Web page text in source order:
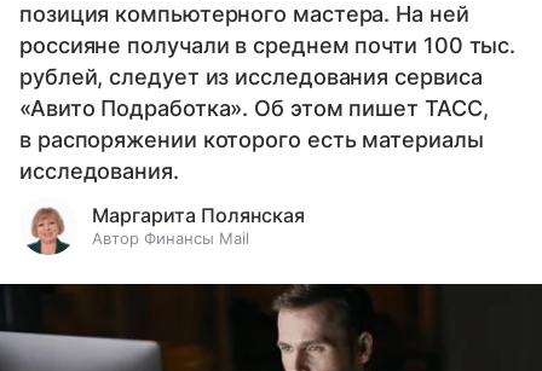
позиция компьютерного мастера. На ней
россияне получали в среднем почти 100 тыс.
рублей, следует из исследования сервиса
«Авито Подработка». Об этом пишет ТАСС,
в распоряжении которого есть материалы
исследования.
Маргарита Полянская
Автор Финансы Mail